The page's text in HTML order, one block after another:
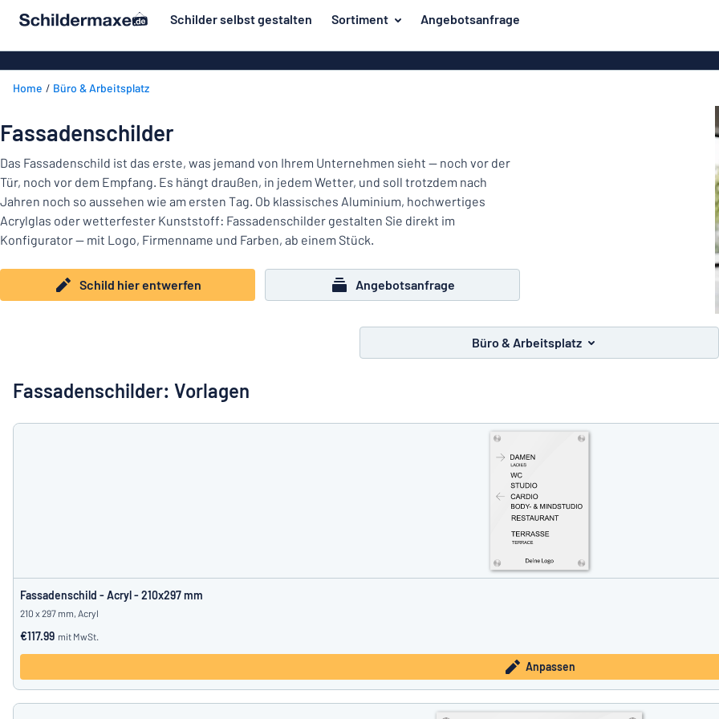
springen Schilder selbst gestalten Sortiment Angebotsanfrage
Herstellung
Haus und Heim
Kennzeichnung
Namensschilder
Aufkleber
Verkehr und Fahrzeuge
Industrie und Fertigung
Magnetschilder
Holzschilder
Messingschilder
Roll-Up Banner
Klebebuchstaben
Aluminiumschilder im
Emaillestil
Aluminiumschilder
Aluminiumverbund-
Schild hier entwerfen
Unsere
Bestseller
Material
Herstellung
Haus
Kennzeichnung
zum
entwerfen
Home Büro & Arbeitsplatz
Fassadenschilder
Das Fassadenschild ist das erste, was jemand von Ihrem Unternehmen sieht — noch vor der
Tür, noch vor dem Empfang. Es hängt draußen, in jedem Wetter, und soll trotzdem nach
Jahren noch so aussehen wie am ersten Tag. Ob klassisches Aluminium, hochwertiges
Acrylglas oder wetterfester Kunststoff: Fassadenschilder gestalten Sie direkt im
Konfigurator — mit Logo, Firmenname und Farben, ab einem Stück.
Schild hier entwerfen Angebotsanfrage
Büro & Arbeitsplatz
Fassadenschilder: Vorlagen
Fassadenschild - Acryl - 210x297 mm
210 x 297 mm, Acryl
€117.99 mit MwSt.
Anpassen